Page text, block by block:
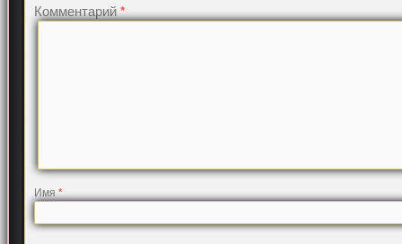
Комментарий*
Имя*